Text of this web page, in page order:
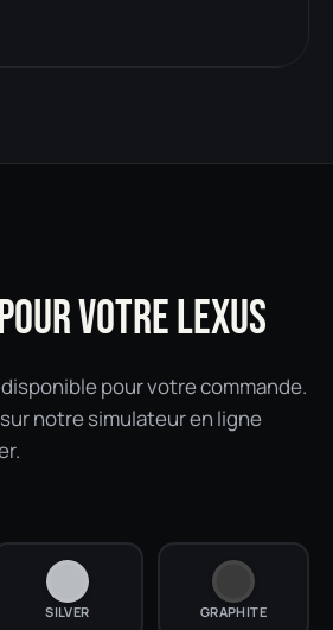
VOTRE LEXUS
pour votre commande.
notre simulateur en ligne
SILVER GRAPHITE